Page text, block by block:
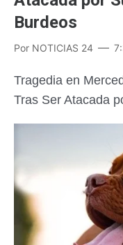
Burdeos
Por NOTICIAS 24
Tragedia en
Tras Ser Atacada